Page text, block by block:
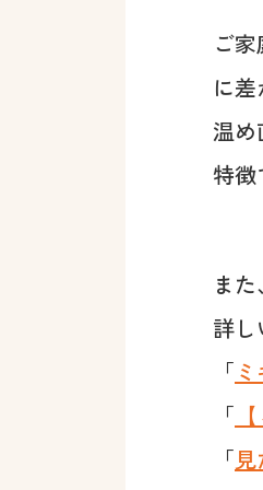
ご
に
温
特徴
ま
詳
「
「
「